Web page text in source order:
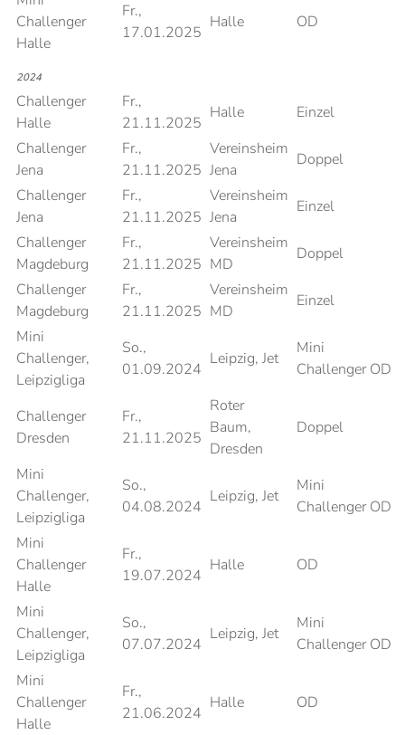
Challenger
Halle
Fr.,
17.01.2025
Halle OD
2024
Challenger
Halle
Fr.,
21.11.2025
Halle
Einzel
Challenger
Jena
Fr.,
21.11.2025
Vereinsheim
Jena
Doppel
Challenger
Jena
Fr.,
21.11.2025
Vereinsheim
Jena
Einzel
Challenger
Magdeburg
Fr.,
21.11.2025
Vereinsheim
MD
Doppel
Challenger
Magdeburg
Fr.,
21.11.2025
Vereinsheim
MD
Einzel
Mini
Challenger,
Leipzigliga
So.,
01.09.2024
Leipzig, Jet
Mini
Challenger OD
Challenger
Dresden
Fr.,
21.11.2025
Roter
Baum,
Dresden
Doppel
Mini
Challenger,
Leipzigliga
So.,
04.08.2024
Leipzig, Jet
Mini
Challenger OD
Mini
Challenger
Halle
Fr.,
19.07.2024
Halle OD
Mini
Challenger,
Leipzigliga
So.,
07.07.2024
Leipzig, Jet
Mini
Challenger OD
Mini
Challenger
Halle
Fr.,
21.06.2024
Halle OD